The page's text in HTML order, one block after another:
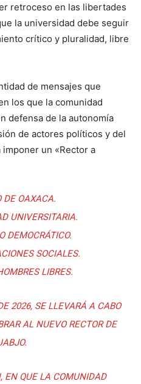
retroceso en las libertades
la universidad debe seguir
crítico y pluralidad, libre
de mensajes que
los que la comunidad
defensa de la autonomía
de actores políticos y del
imponer un «Rector a
DE OAXACA.
UNIVERSITARIA.
DEMOCRÁTICO.
SOCIALES.
LIBRES.
2026, SE LLEVARÁ A CABO
AL NUEVO RECTOR DE
EN QUE LA COMUNIDAD